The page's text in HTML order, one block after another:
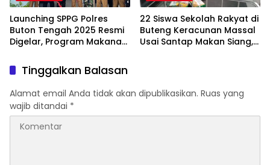
Launching SPPG Polres
Buton Tengah 2025 Resmi
Digelar, Program Makanan
22 Siswa Sekolah Rakyat di
Buteng Keracunan Massal
Usai Santap Makan Siang,
Tinggalkan Balasan
Alamat email Anda tidak akan dipublikasikan. Ruas yang
wajib ditandai *